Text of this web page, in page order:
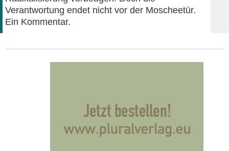
Verantwortung endet nicht vor der Moscheetür.
Ein Kommentar.